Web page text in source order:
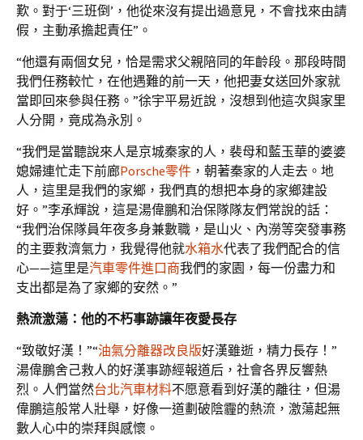
歎。對于‘三班倒’，他從來沒有提出過意見，不會找來由請
假，主動承擔起責任”。
“他還有兩個女兒，恰是需求父親陪同的年齡段。那段時間
我們任務較忙，在他遇難的前一天，他把妻女送回外家就
當即回來參與任務。”徐宇平易近說，沒想到他這次與家里
人分開，竟成為永別。
“我們是當聽說來人是京城秦家的人，裴母和藍玉華的婆婆
媳婦連忙走下前廊Porsche零件 ，朝著秦家的人走去。地
人，這里是我們的家鄉，我們真的想把本身的家鄉建設
好。”李承輝說，這是湯偉鵬和治保隊隊友們常說的話：
“我們治保隊員年夜多身兼數職，是山火、內澇等突發事務
的主要救濟氣力，我覺得他就水箱水代表了我們配合的信
心——這里是汽車零件進口商我們的家園，每一份盡力和
支出都是為了家鄉的安然。”
熱流激蕩：他的不朽事跡讓年夜愛長存
“致敬好漢！”“油氣分離器改良版好漢雖逝，精力長存！”
湯偉鵬舍己救人的好漢事跡經報道后，社會各界反響熱
烈。人們當然台北汽車材料不愿意看到好漢的離往，但湯
偉鵬這般常人壯舉，好像一道劃破陰霾的熱流，激蕩起無
數人心中的崇拜與感懷。